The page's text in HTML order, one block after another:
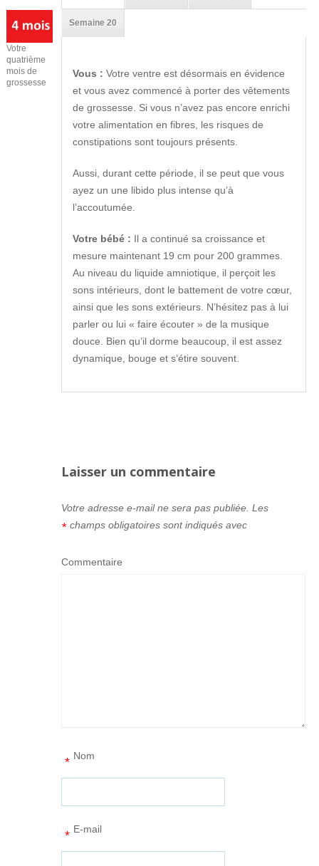
Semaine 20
Vous : Votre ventre est désormais en évidence
et vous avez commencé à porter des vêtements
de grossesse. Si vous n’avez pas encore enrichi
votre alimentation en fibres, les risques de
constipations sont toujours présents.
Aussi, durant cette période, il se peut que vous
ayez un une libido plus intense qu’à
l’accoutumée.
Votre bébé : Il a continué sa croissance et
mesure maintenant 19 cm pour 200 grammes.
Au niveau du liquide amniotique, il perçoit les
sons intérieurs, dont le battement de votre cœur,
ainsi que les sons extérieurs. N’hésitez pas à lui
parler ou lui « faire écouter » de la musique
douce. Bien qu’il dorme beaucoup, il est assez
dynamique, bouge et s’étire souvent.
Laisser un commentaire
Votre adresse e-mail ne sera pas publiée. Les
champs obligatoires sont indiqués avec
*
Commentaire
Nom
*
E-mail
*
Votre
quatrième
mois de
grossesse